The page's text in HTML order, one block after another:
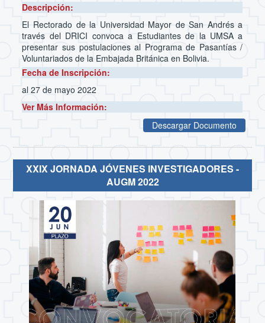
Descripción:
El Rectorado de la Universidad Mayor de San Andrés a
través del DRICI convoca a Estudiantes de la UMSA a
presentar sus postulaciones al Programa de Pasantías /
Voluntariados de la Embajada Británica en Bolivia.
Fecha de Inscripción:
al 27 de mayo 2022
Ver Más Información:
Descargar Documento
XXIX JORNADA JÓVENES INVESTIGADORES -
AUGM 2022